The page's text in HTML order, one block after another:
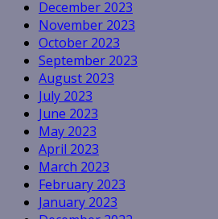
December 2023
November 2023
October 2023
September 2023
August 2023
July 2023
June 2023
May 2023
April 2023
March 2023
February 2023
January 2023